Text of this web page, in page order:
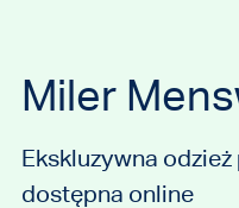
Miler
Ekskluzywna
dostępna online